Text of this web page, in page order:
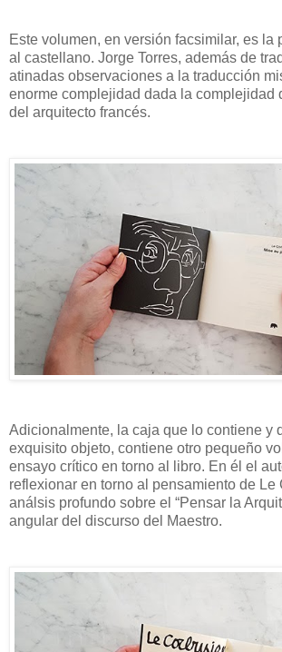
Este volumen, en versión facsimilar, es la
al castellano. Jorge Torres, además de
atinadas observaciones a la traducción
enorme complejidad dada la complejidad
del arquitecto francés.
Adicionalmente, la caja que lo contiene y
exquisito objeto, contiene otro pequeño
ensayo crítico en torno al libro. En él el
reflexionar en torno al pensamiento de Le
análsis profundo sobre el “Pensar la
angular del discurso del Maestro.